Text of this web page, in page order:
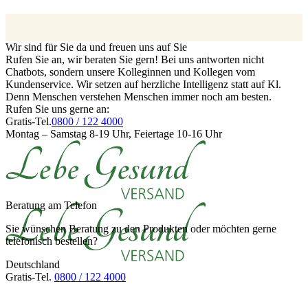
Wir sind für Sie da und freuen uns auf Sie
Rufen Sie an, wir beraten Sie gern! Bei uns antworten nicht
Chatbots, sondern unsere Kolleginnen und Kollegen vom
Kundenservice. Wir setzen auf herzliche Intelligenz statt auf Kl.
Denn Menschen verstehen Menschen immer noch am besten.
Rufen Sie uns gerne an:
Gratis-Tel.0800 / 122 4000
Montag – Samstag 8-19 Uhr, Feiertage 10-16 Uhr
Beratung am Telefon
Sie wünschen Beratung zu den Produkten oder möchten gerne
telefonisch bestellen?
Deutschland
Gratis-Tel. 0800 / 122 4000